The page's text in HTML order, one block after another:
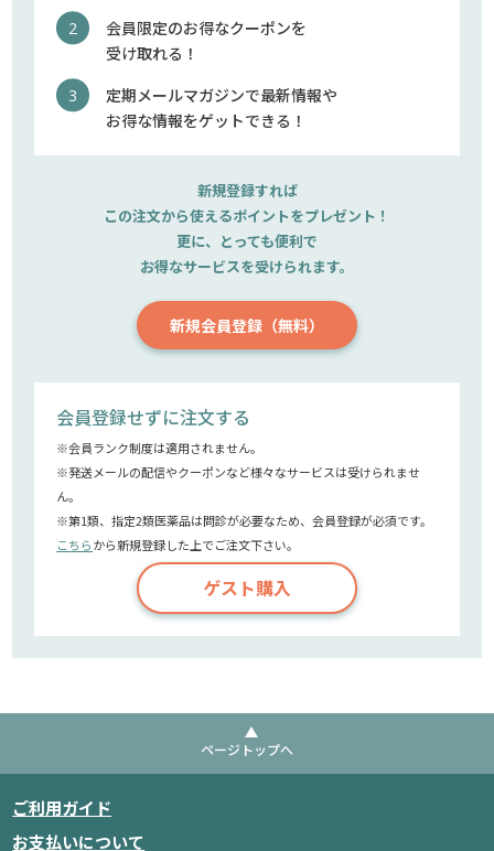
会員限定のお得なクーポンを
受け取れる！
定期メールマガジンで最新情報や
お得な情報をゲットできる！
新規登録すれば
この注文から使えるポイントをプレゼント！
更に、とっても便利で
お得なサービスを受けられます。
新規会員登録（無料）
会員登録せずに注文する
※会員ランク制度は適用されません。
※発送メールの配信やクーポンなど様々なサービスは受けられませ
ん。
※第1類、指定2類医薬品は問診が必要なため、会員登録が必須です。
こちらから新規登録した上でご注文下さい。
ゲスト購入
ページトップへ
ご利用ガイド
お支払いについて